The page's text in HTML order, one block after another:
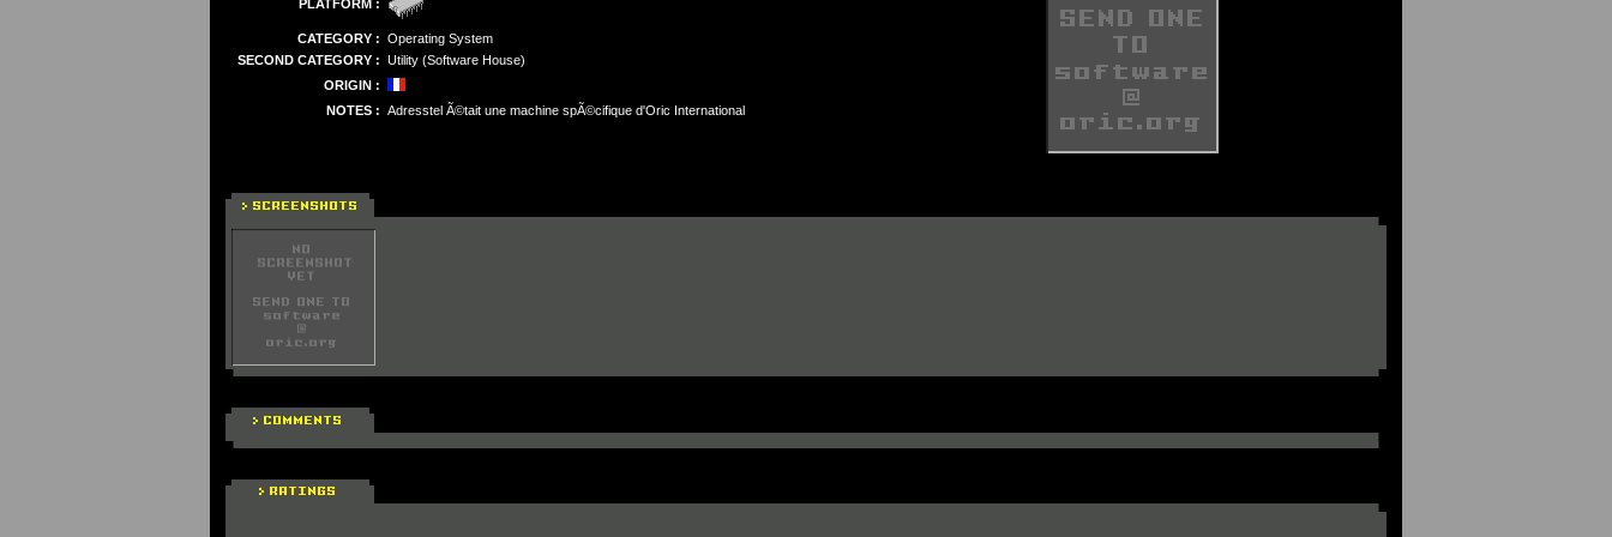
PLATFORM :
CATEGORY : Operating System
SECOND CATEGORY : Utility (Software House)
ORIGIN :
NOTES : Adresstel Ã©tait une machine spÃ©cifique d'Oric International